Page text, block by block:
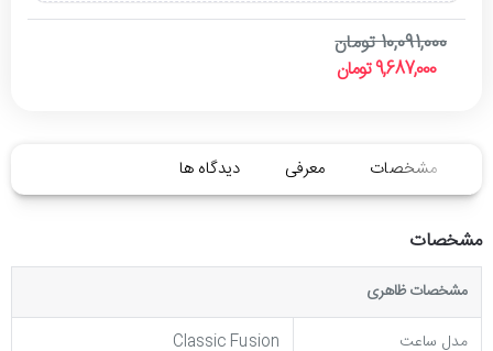
9,687,000 تومان
10,091,000 تومان
مشخصات معرفی دیدگاه ها
مشخصات
مشخصات ظاهری
مدل ساعت
Classic Fusion